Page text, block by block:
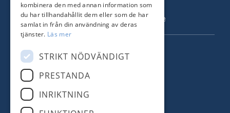
Tel: +46 8 731 51 00
info@nordstrandsmakleri.se
FÖLJ OSS
kombinera den med annan information som
du har tillhandahållit dem eller som de har
samlat in från din användning av deras
tjänster. Läs mer
STRIKT NÖDVÄNDIGT
PRESTANDA
INRIKTNING